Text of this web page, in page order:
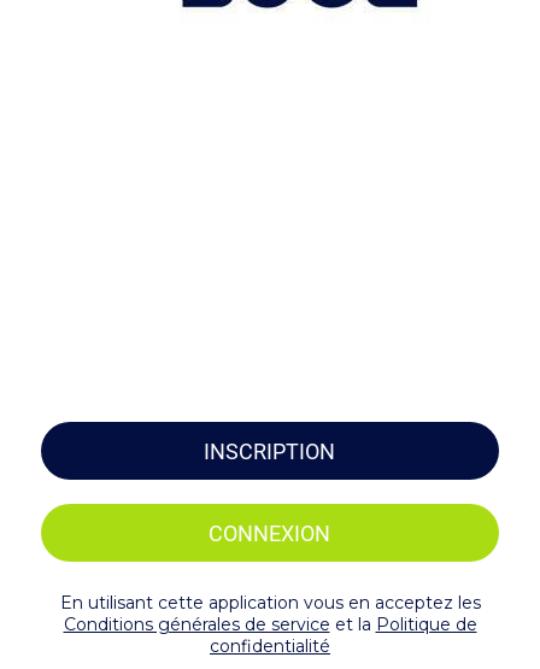
INSCRIPTION
CONNEXION
En utilisant cette application vous en acceptez les
Conditions générales de service et la Politique de
confidentialité